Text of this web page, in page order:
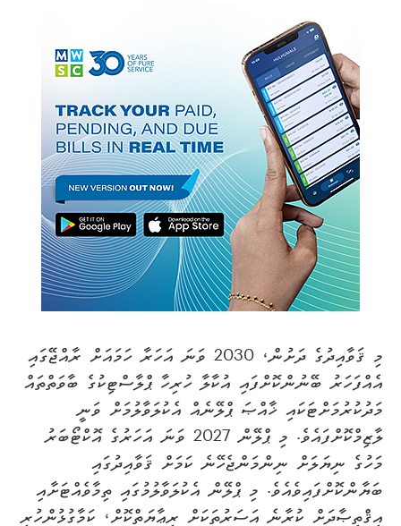
މި ޤަވާއިދުގެ ދަށުން، 2030 ވަނަ އަހަރާ ހަމައަށް ރާއްޖޭގައި
އެއްފަހަރު ބޭނުންކޮށްފައި އުކާލާ ހުރިހާ ޕްލާސްޓިކުގެ ބާވަތްތައް
މަދުކުރުމަށްޓަކައި ޚާއްޞަ ޕްލޭނެއް އެކުލަވާލުމަށް ވަނީ
ލާޒިމްކޮށްފައެވެ. މި ޕްލޭން 2027 ވަނަ އަހަރުގެ އޮކްޓޯބަރު
މަހުގެ ނިޔަލަށް ނިންމަންޖެހޭނެ ކަމަށް ޤަވާއިދުގައި
ބަޔާންކޮށްފައިވެއެވެ. މި ޕްލޭން އެކުލަވާލުމުގައި ތިމާވެއްޓަށާއި
އިޤްތިޞާދަށް ކުރާނެ އަސަރުތަކަށް ރިޢާޔަތްކޮށް، ކަމާގުޅުންހުރި